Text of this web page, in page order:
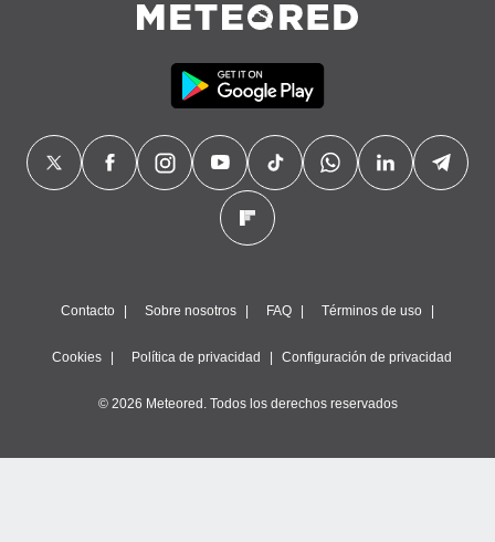
Contacto Sobre nosotros FAQ Términos de uso
Cookies Política de privacidad Configuración de privacidad
© 2026 Meteored. Todos los derechos reservados